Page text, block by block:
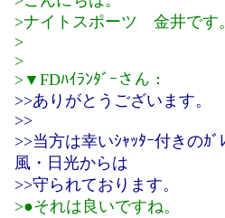
>ナイトスポーツ 金井です。
>
>
>▼FDﾊｲﾗﾝﾀﾞｰさん：
>>ありがとうございます。
>>
>>当方は幸いｼｬｯﾀｰ付きのｶ
風・日光からは
>>守られております。
>●それは良いですね。